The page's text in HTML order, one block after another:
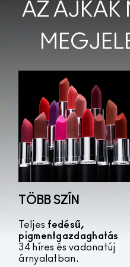
AZ AJKAK
TÖBB SZÍN
Teljes fedésű,
pigmentgazdag hatás
34 híres és vadonatúj
árnyalatban.